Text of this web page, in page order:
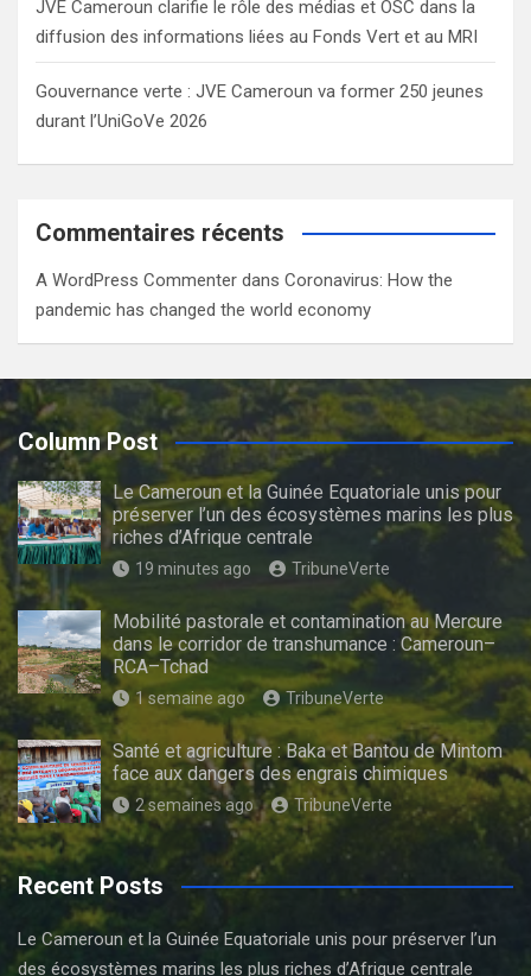
JVE Cameroun clarifie le rôle des médias et OSC dans la
diffusion des informations liées au Fonds Vert et au MRI
Gouvernance verte : JVE Cameroun va former 250 jeunes
durant l’UniGoVe 2026
Commentaires récents
A WordPress Commenter dans Coronavirus: How the
pandemic has changed the world economy
Column Post
Le Cameroun et la Guinée Equatoriale unis pour
préserver l’un des écosystèmes marins les plus
riches d’Afrique centrale
19 minutes ago TribuneVerte
Mobilité pastorale et contamination au Mercure
dans le corridor de transhumance : Cameroun–
RCA–Tchad
1 semaine ago TribuneVerte
Santé et agriculture : Baka et Bantou de Mintom
face aux dangers des engrais chimiques
2 semaines ago TribuneVerte
Recent Posts
Le Cameroun et la Guinée Equatoriale unis pour préserver l’un
des écosystèmes marins les plus riches d’Afrique centrale